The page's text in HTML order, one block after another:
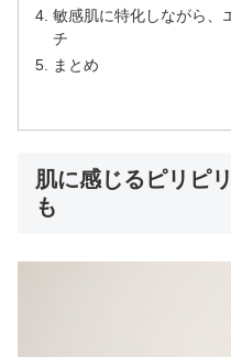
敏感肌に特化しながら、
チ
まとめ
肌に感じるピリピ
も